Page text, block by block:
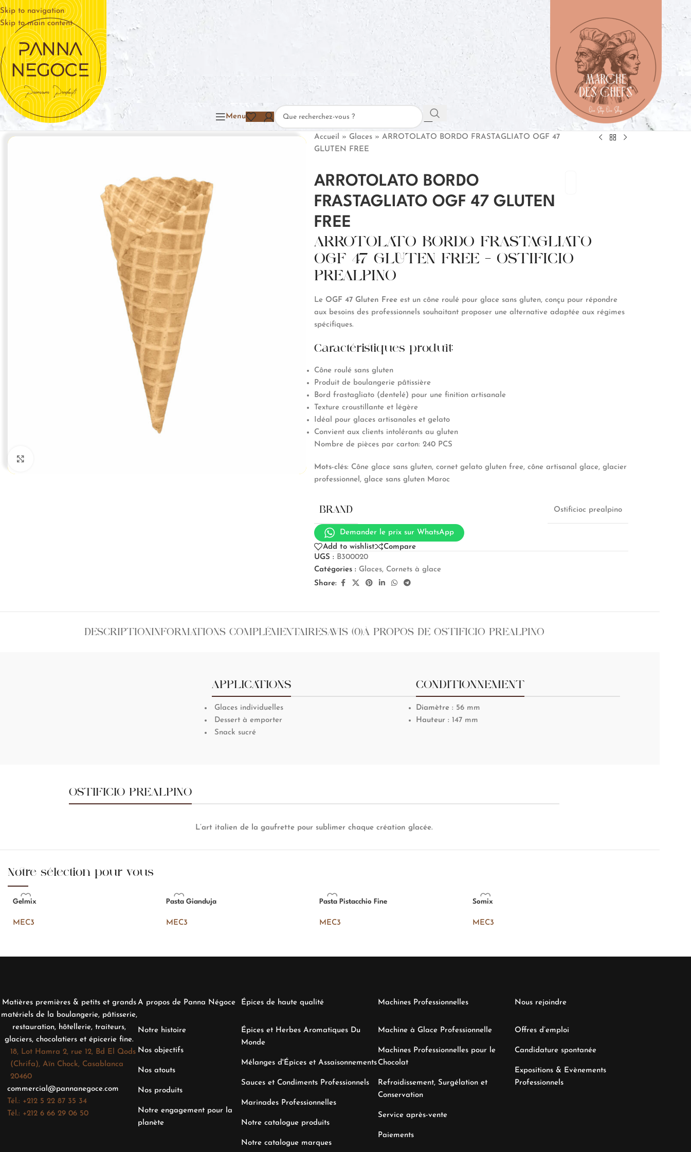
Skip to navigation
Skip to main content
Menu
Accueil » Glaces » ARROTOLATO BORDO FRASTAGLIATO OGF 47
GLUTEN FREE
ARROTOLATO BORDO
FRASTAGLIATO OGF 47 GLUTEN
FREE
ARROTOLATO BORDO FRASTAGLIATO
OGF 47 GLUTEN FREE – OSTIFICIO
PREALPINO
Le OGF 47 Gluten Free est un cône roulé pour glace sans gluten, conçu pour répondre
aux besoins des professionnels souhaitant proposer une alternative adaptée aux régimes
spécifiques.
Caractéristiques produit:
Cône roulé sans gluten
Produit de boulangerie pâtissière
Bord frastagliato (dentelé) pour une finition artisanale
Texture croustillante et légère
Idéal pour glaces artisanales et gelato
Convient aux clients intolérants au gluten
Nombre de pièces par carton: 240 PCS
Mots-clés: Cône glace sans gluten, cornet gelato gluten free, cône artisanal glace, glacier
professionnel, glace sans gluten Maroc
BRAND Ostificioc prealpino
Demander le prix sur WhatsApp
Add to wishlist
Compare
UGS : B300020
Catégories : Glaces, Cornets à glace
Share:
DESCRIPTIONINFORMATIONS COMPLÉMENTAIRESAVIS (0)À PROPOS DE OSTIFICIO PREALPINO
APPLICATIONS
Glaces individuelles
Dessert à emporter
Snack sucré
CONDITIONNEMENT
Diamètre : 56 mm
Hauteur : 147 mm
OSTIFICIO PREALPINO
L’art italien de la gaufrette pour sublimer chaque création glacée.
Notre sélection pour vous
Gelmix
MEC3
Pasta Gianduja
MEC3
Pasta Pistacchio Fine
MEC3
Somix
MEC3
Matières premières & petits et grands
matériels de la boulangerie, pâtisserie,
restauration, hôtellerie, traiteurs,
glaciers, chocolatiers et épicerie fine.
18, Lot Hamra 2, rue 12, Bd El Qods
(Chrifa), Aïn Chock, Casablanca
20460
commercial@pannanegoce.com
Tél.: +212 5 22 87 35 34
Tél.: +212 6 66 29 06 50
A propos de Panna Négoce
Notre histoire
Nos objectifs
Nos atouts
Nos produits
Notre engagement pour la
planète
Épices de haute qualité
Épices et Herbes Aromatiques Du
Monde
Mélanges d'Épices et Assaisonnements
Sauces et Condiments Professionnels
Marinades Professionnelles
Notre catalogue produits
Notre catalogue marques
Machines Professionnelles
Machine à Glace Professionnelle
Machines Professionnelles pour le
Chocolat
Refroidissement, Surgélation et
Conservation
Service après-vente
Paiements
Nous rejoindre
Offres d’emploi
Candidature spontanée
Expositions & Evènements
Professionnels